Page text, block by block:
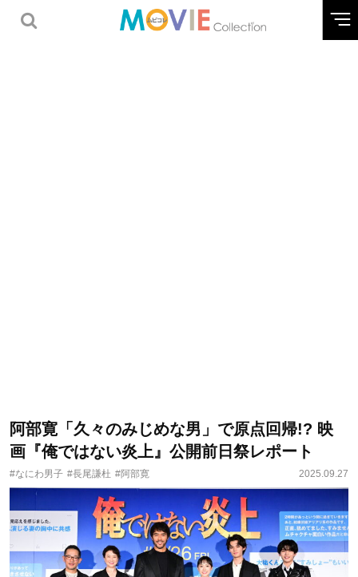
阿部寛「久々のみじめな男」で原点回帰!? 映
画『俺ではない炎上』公開前日祭レポート
#なにわ男子 #長尾謙杜 #阿部寛 2025.09.27